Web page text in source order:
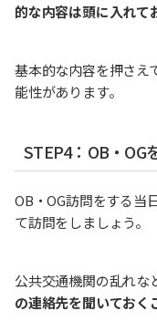
的な内容は頭に入れて
基本的な内容を押さえ
能性があります。
STEP4：OB・OG
OB・OG訪問をする当
て訪問をしましょう。
公共交通機関の乱れな
の連絡先を聞いておく